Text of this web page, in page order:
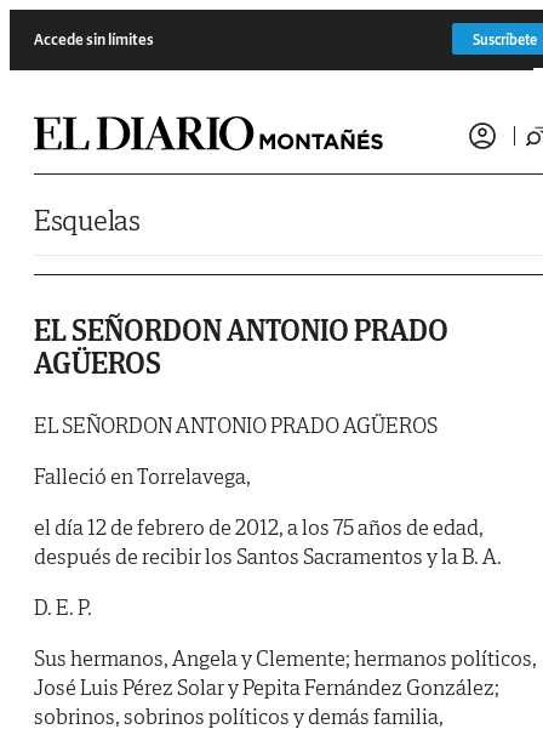
Accede sin límites Suscríbete
Esquelas
EL SEÑORDON ANTONIO PRADO
AGÜEROS
EL SEÑORDON ANTONIO PRADO AGÜEROS
Falleció en Torrelavega,
el día 12 de febrero de 2012, a los 75 años de edad,
después de recibir los Santos Sacramentos y la B. A.
D. E. P.
Sus hermanos, Angela y Clemente; hermanos políticos,
José Luis Pérez Solar y Pepita Fernández González;
sobrinos, sobrinos políticos y demás familia,